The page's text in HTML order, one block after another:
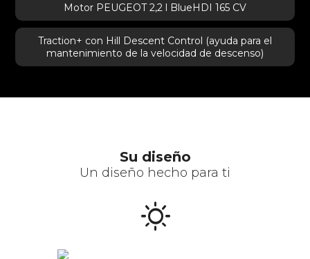
Motor PEUGEOT 2,2 l BlueHDI 165 CV
Traction+ con Hill Descent Control (ayuda para el
mantenimiento de la velocidad de descenso)
Su diseño
Un diseño hecho para ti
sunny